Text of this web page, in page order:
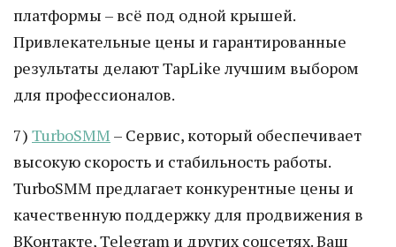
платформы – всё под одной крышей.
Привлекательные цены и гарантированные
результаты делают TapLike лучшим выбором
для профессионалов.
7) TurboSMM – Сервис, который обеспечивает
высокую скорость и стабильность работы.
TurboSMM предлагает конкурентные цены и
качественную поддержку для продвижения в
ВКонтакте, Telegram и других соцсетях. Ваш